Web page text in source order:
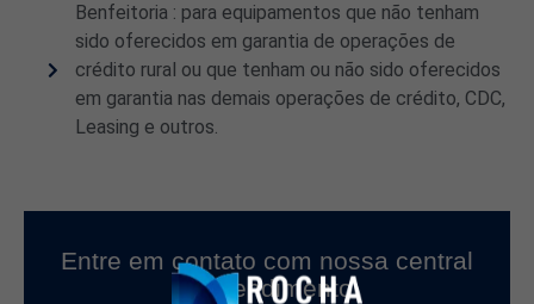
Benfeitoria : para equipamentos que não tenham
sido oferecidos em garantia de operações de
crédito rural ou que tenham ou não sido oferecidos
em garantia nas demais operações de crédito, CDC,
Leasing e outros.
Entre em contato com nossa central
de atendimento.